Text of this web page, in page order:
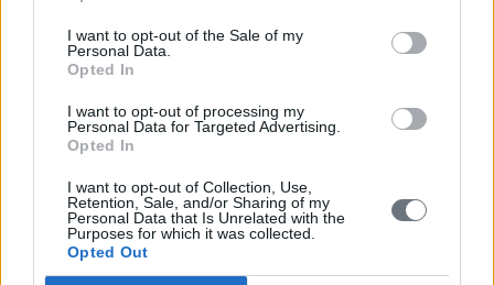
I want to opt-out of the Sale of my
Personal Data.
Opted In
I want to opt-out of processing my
Personal Data for Targeted Advertising.
Opted In
I want to opt-out of Collection, Use,
Retention, Sale, and/or Sharing of my
Personal Data that Is Unrelated with the
Purposes for which it was collected.
Opted Out
Μεθώνη
Νέστορος
Παπαφλέσσα
Χιλιοχώρια
Όλα τα σημεία της Δ. Ενότητας